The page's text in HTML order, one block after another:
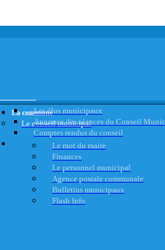
La commune
Le conseil municipal
Les élus municipaux
Annonce des séances du Conseil
Comptes rendus du conseil
Le mot du maire
Finances
Le personnel municipal
Agence postale communale
Bulletins municipaux
Flash Info